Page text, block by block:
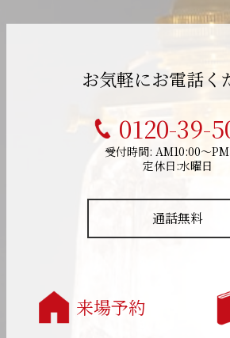
お気軽にお電話く
0120-39-
受付時間: AM10:00～
定休日:水曜日
通話無料
来場予約